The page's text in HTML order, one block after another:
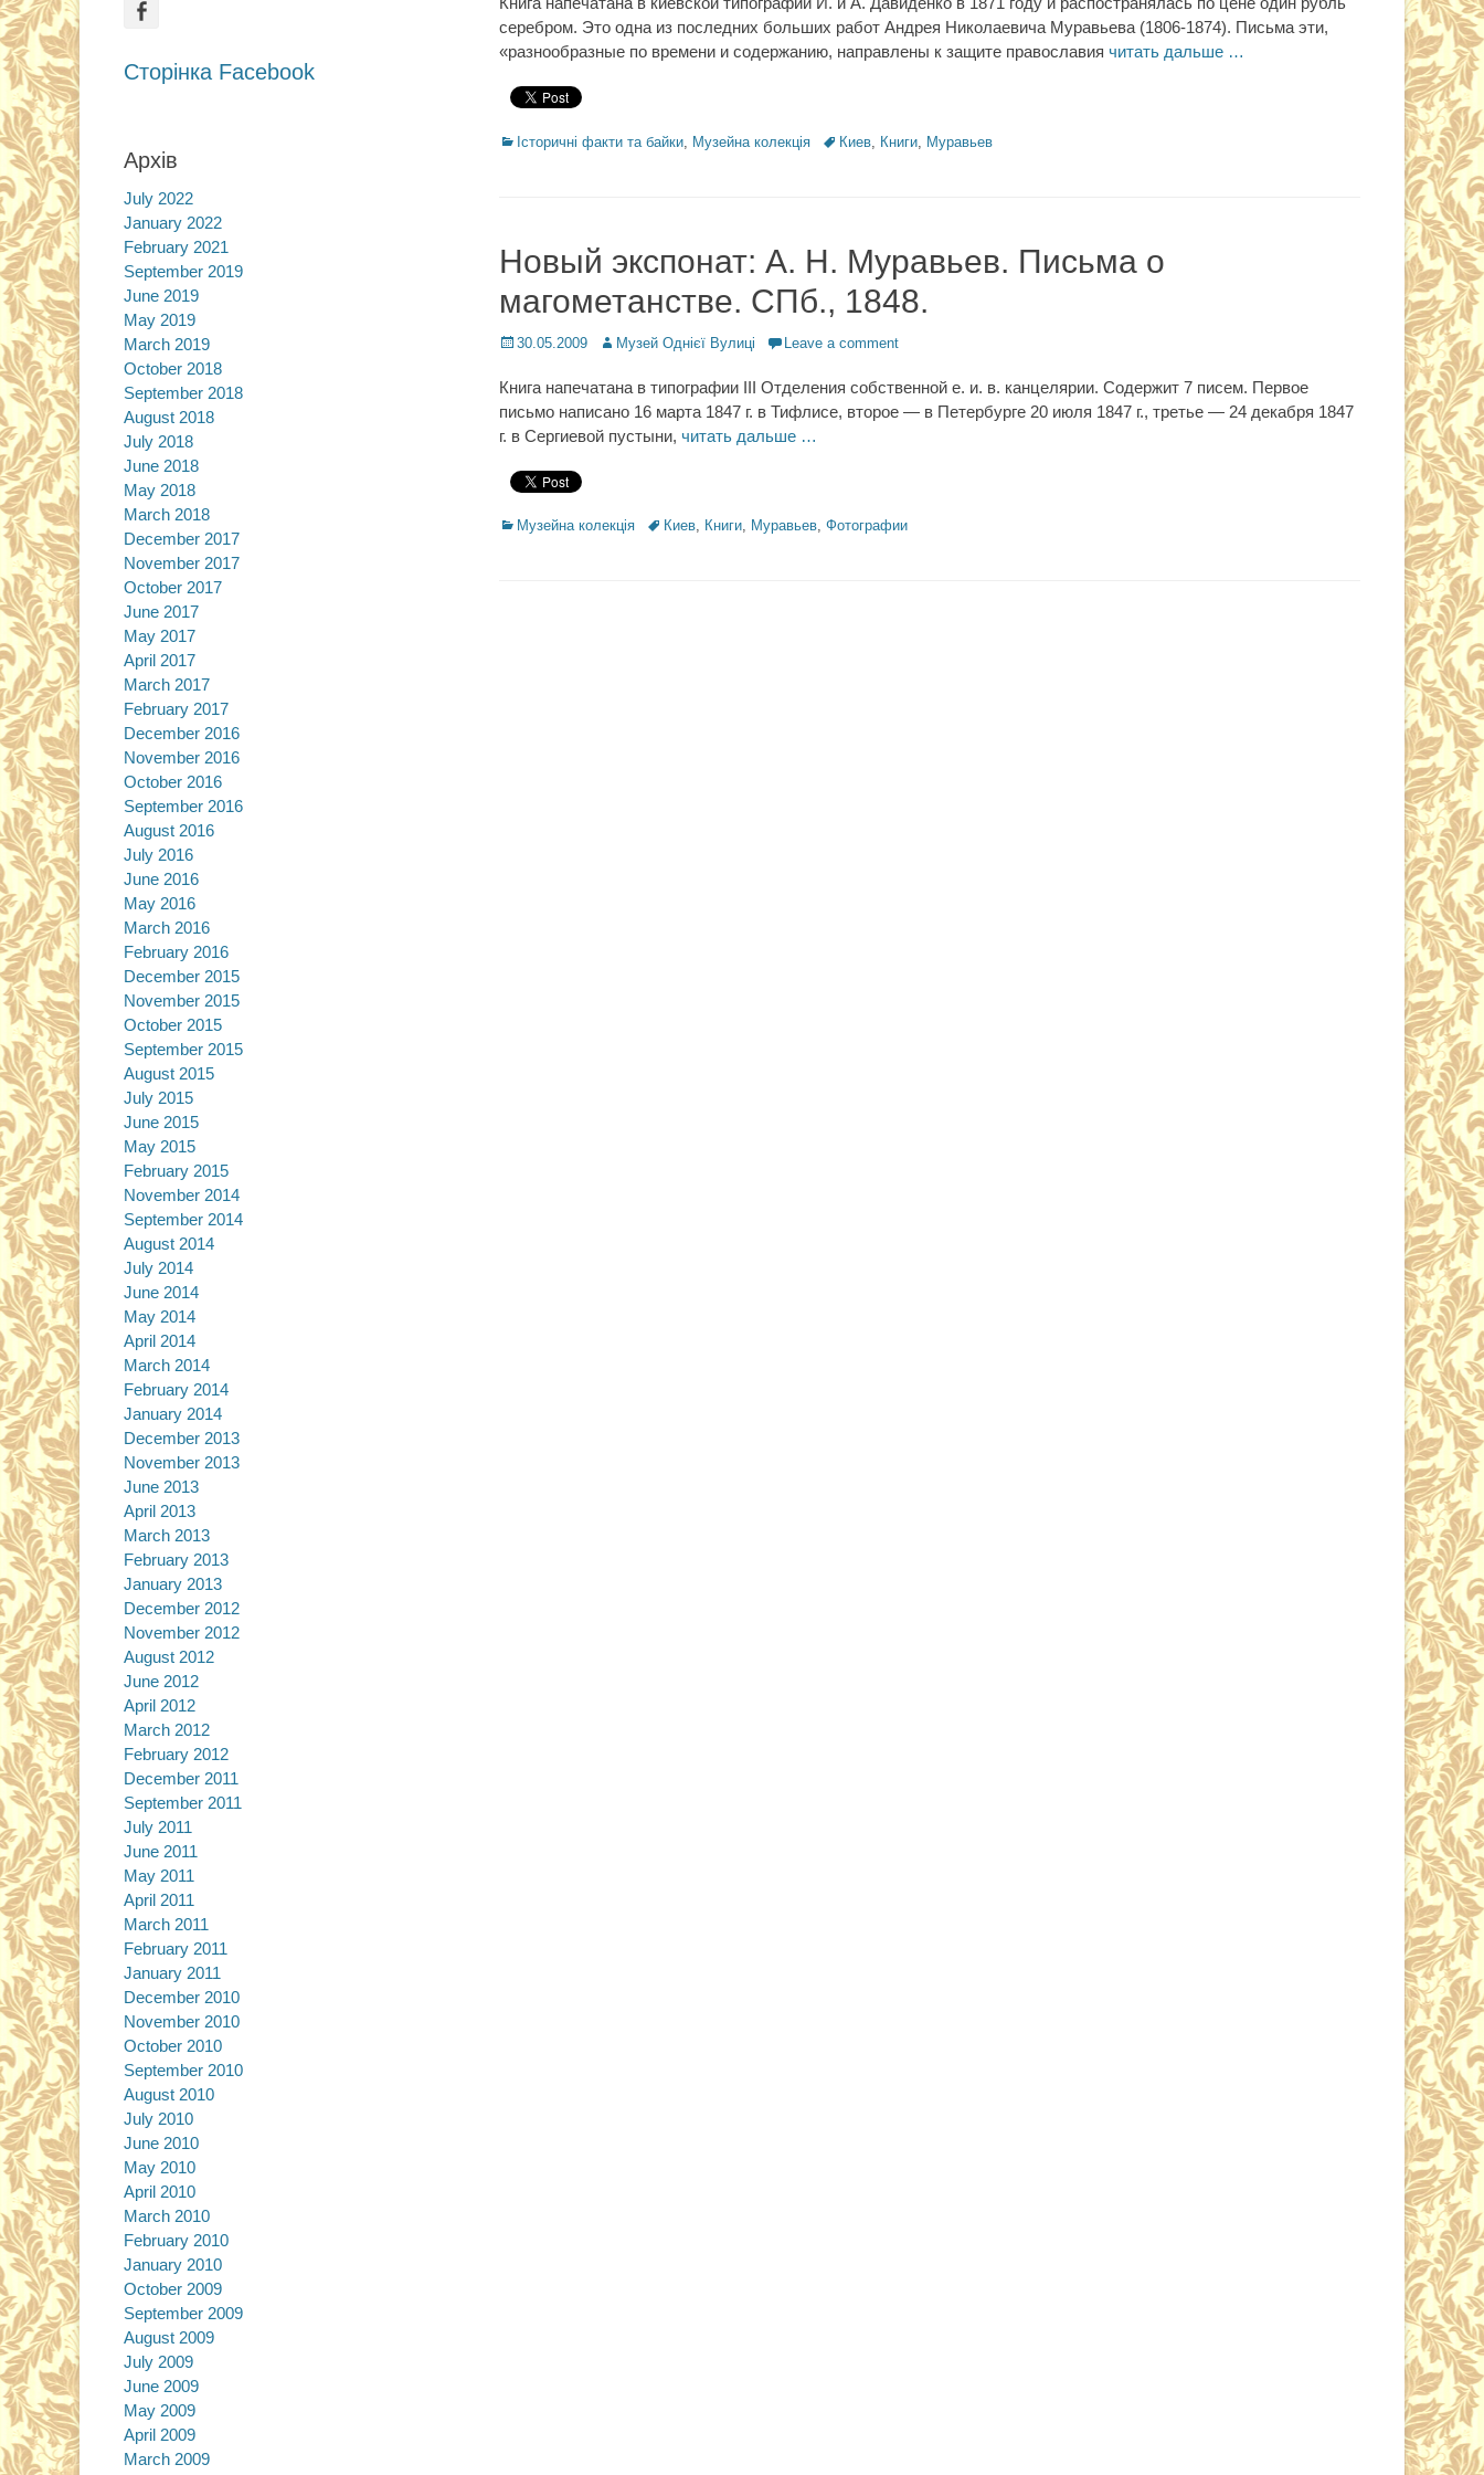
серебром. Это одна из последних больших работ Андрея Николаевича Муравьева (1806-1874). Письма эти,
«разнообразные по времени и содержанию, направлены к защите православия читать дальше …
Categories
Історичні факти та байки Музейна колекція TagsКиев Книги Муравьев
Новый экспонат: А. Н. Муравьев. Письма о
магометанстве. СПб., 1848.
Posted
30.05.2009 Author
Музей Однієї Вулиці Leave a comment
Книга напечатана в типографии III Отделения собственной е. и. в. канцелярии. Содержит 7 писем. Первое
письмо написано 16 марта 1847 г. в Тифлисе, второе — в Петербурге 20 июля 1847 г., третье — 24 декабря 1847
г. в Сергиевой пустыни, читать дальше …
Categories
Музейна колекція TagsКиев, Книги, Муравьев, Фотографии
Сторінка Facebook
Архів
July 2022
January 2022
February 2021
September 2019
June 2019
May 2019
March 2019
October 2018
September 2018
August 2018
July 2018
June 2018
May 2018
March 2018
December 2017
November 2017
October 2017
June 2017
May 2017
April 2017
March 2017
February 2017
December 2016
November 2016
October 2016
September 2016
August 2016
July 2016
June 2016
May 2016
March 2016
February 2016
December 2015
November 2015
October 2015
September 2015
August 2015
July 2015
June 2015
May 2015
February 2015
November 2014
September 2014
August 2014
July 2014
June 2014
May 2014
April 2014
March 2014
February 2014
January 2014
December 2013
November 2013
June 2013
April 2013
March 2013
February 2013
January 2013
December 2012
November 2012
August 2012
June 2012
April 2012
March 2012
February 2012
December 2011
September 2011
July 2011
June 2011
May 2011
April 2011
March 2011
February 2011
January 2011
December 2010
November 2010
October 2010
September 2010
August 2010
July 2010
June 2010
May 2010
April 2010
March 2010
February 2010
January 2010
October 2009
September 2009
August 2009
July 2009
June 2009
May 2009
April 2009
March 2009